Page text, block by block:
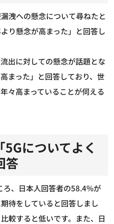
洩への懸念について尋ねたと
り懸念が高まった」と回答し
出に対しての懸念が話題とな
まった」と回答しており、世
々高まっていることが伺える
「5Gについてよく
答
ろ、日本人回答者の58.4%が
待をしていると回答しまし
較すると低いです。また、日